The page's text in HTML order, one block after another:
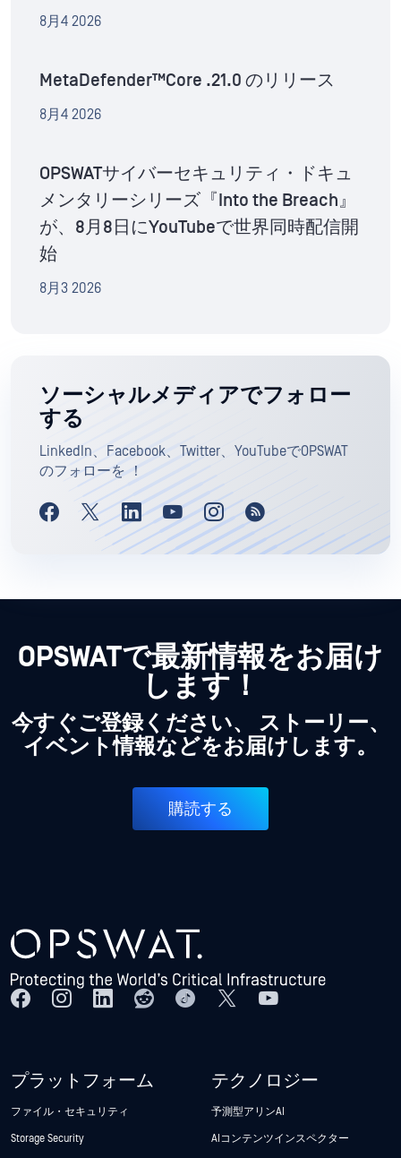
8月4 2026
MetaDefender™Core .21.0 のリリース
8月4 2026
OPSWATサイバーセキュリティ・ドキュ
メンタリーシリーズ『Into the Breach』
が、8月8日にYouTubeで世界同時配信開
始
8月3 2026
ソーシャルメディアでフォロー
する
LinkedIn、Facebook、Twitter、YouTubeでOPSWAT
のフォローを ！
OPSWATで最新情報をお届け
します！
今すぐご登録ください、 ストーリー、
イベント情報などをお届けします。
購読する
プラットフォーム
ファイル・セキュリティ
Storage Security
テクノロジー
予測型アリンAI
AIコンテンツインスペクター